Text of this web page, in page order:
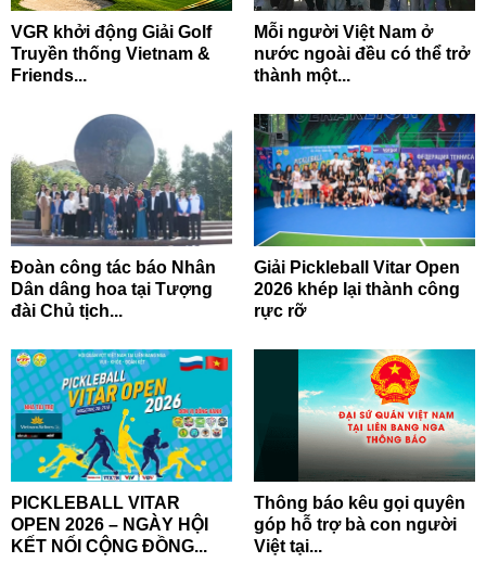
VGR khởi động Giải Golf
Truyền thống Vietnam &
Friends...
Mỗi người Việt Nam ở
nước ngoài đều có thể trở
thành một...
Đoàn công tác báo Nhân
Dân dâng hoa tại Tượng
đài Chủ tịch...
Giải Pickleball Vitar Open
2026 khép lại thành công
rực rỡ
PICKLEBALL VITAR
OPEN 2026 – NGÀY HỘI
KẾT NỐI CỘNG ĐỒNG...
Thông báo kêu gọi quyên
góp hỗ trợ bà con người
Việt tại...